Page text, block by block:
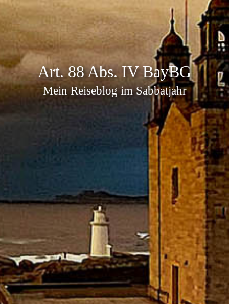
Art. 88 Abs. IV BayBG
Mein Reiseblog im Sabbatjahr